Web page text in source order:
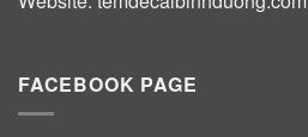
FACEBOOK PAGE